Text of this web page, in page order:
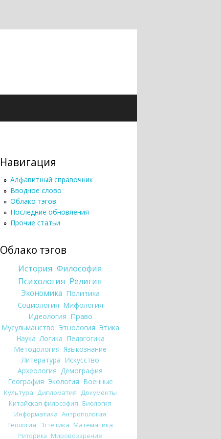
Навигация
Алфавитный справочник
Вводное слово
Облако тэгов
Последние обновления
Прочие статьи
Облако тэгов
История Философия
Психология Религия
Экономика Политика
Социология Мифология
Идеология Право
Мусульманство Этнология Этика
Наука Логика Педагогика
Методология Языкознание
Литература Искусство
Археология Демография
География Экология Военные
Культура Дипломатия Документы
Китайская философия Биология
Информатика Антропология
Теология Эстетика Математика
Риторика Мировоззрение